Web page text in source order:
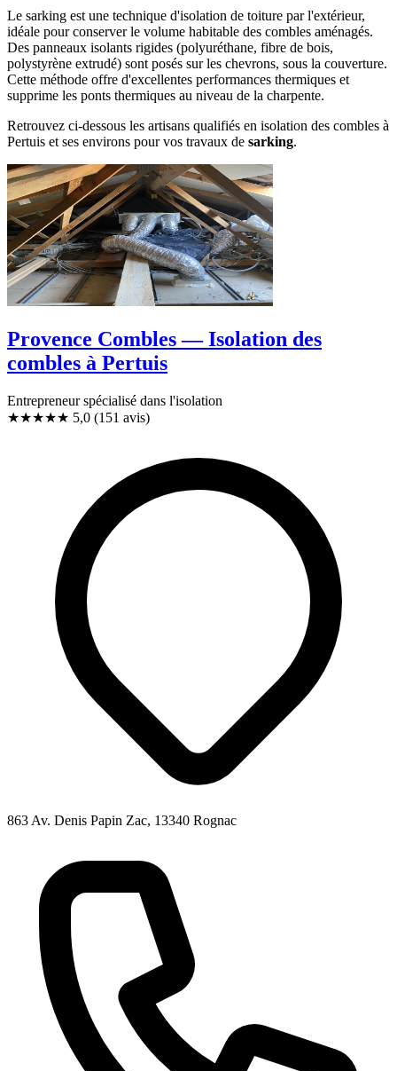
Le sarking est une technique d'isolation de toiture par l'extérieur,
idéale pour conserver le volume habitable des combles aménagés.
Des panneaux isolants rigides (polyuréthane, fibre de bois,
polystyrène extrudé) sont posés sur les chevrons, sous la couverture.
Cette méthode offre d'excellentes performances thermiques et
supprime les ponts thermiques au niveau de la charpente.
Retrouvez ci-dessous les artisans qualifiés en isolation des combles à
Pertuis et ses environs pour vos travaux de sarking.
Provence Combles — Isolation des
combles à Pertuis
Entrepreneur spécialisé dans l'isolation
★★★★★ 5,0 (151 avis)
863 Av. Denis Papin Zac, 13340 Rognac